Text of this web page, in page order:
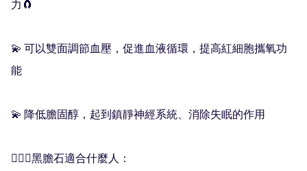
力🧲
💫 可以雙面調節血壓，促進血液循環，提高紅細胞攜氧功
能
💫 降低膽固醇，起到鎮靜神經系統、消除失眠的作用
🧚🏻‍♀️黑膽石適合什麼人：